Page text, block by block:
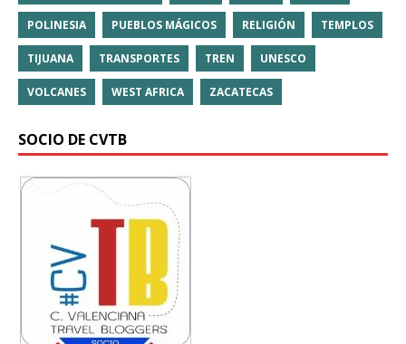
POLINESIA PUEBLOS MÁGICOS RELIGIÓN TEMPLOS
TIJUANA TRANSPORTES TREN UNESCO
VOLCANES WEST AFRICA ZACATECAS
SOCIO DE CVTB